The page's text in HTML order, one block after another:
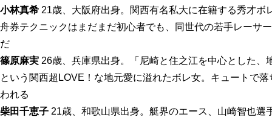
小林真希 21歳、大阪府出身。関西有名私大に在籍する秀才
舟券テクニックはまだまだ初心者でも、同世代の若手レーサ
だ
篠原麻実 26歳、兵庫県出身。「尼崎と住之江を中心とした
という関西超LOVE！な地元愛に溢れたボレ女。キュートで
われる
柴田千恵子 21歳、和歌山県出身。艇界のエース、山崎智也